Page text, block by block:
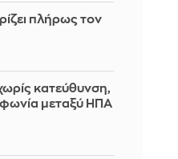
πλήρως τον
κατεύθυνση,
μεταξύ ΗΠΑ